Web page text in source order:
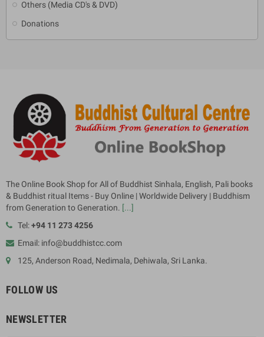
Others (Media CD's & DVD)
Donations
The Online Book Shop for All of Buddhist Sinhala, English, Pali books
& Buddhist ritual Items - Buy Online | Worldwide Delivery | Buddhism
from Generation to Generation. [...]
Tel:+94 11 273 4256
Email: info@buddhistcc.com
125, Anderson Road, Nedimala, Dehiwala, Sri Lanka.
FOLLOW US
NEWSLETTER